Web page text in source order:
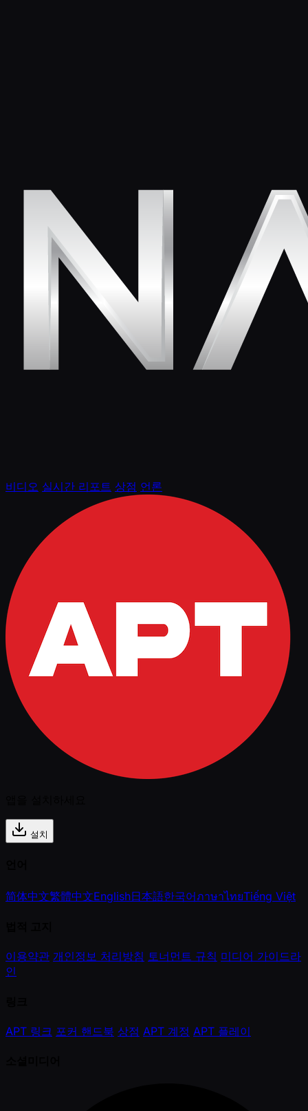
비디오 실시간 리포트 상점 언론
설치
简体中文繁體中文English日本語한국어ภาษาไทยTiếng Việt
이용약관 개인정보 처리방침 토너먼트 규칙 미디어 가이드라
인
APT 링크 포커 핸드북 상점 APT 계정 APT 플레이